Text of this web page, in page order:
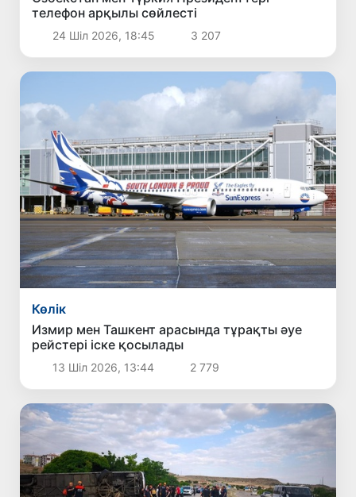
телефон арқылы сөйлесті
24 Шіл 2026, 18:45 3 207
Көлік
Измир мен Ташкент арасында тұрақты әуе
рейстері іске қосылады
13 Шіл 2026, 13:44 2 779